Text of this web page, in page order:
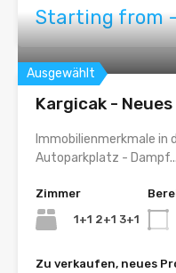
Starting from
Ausgewählt
Kargicak -
Immobilienmerkmale in
Autoparkplatz - Dampf...
Zimmer
1+1 2+1 3+1
Zu verkaufen, neues